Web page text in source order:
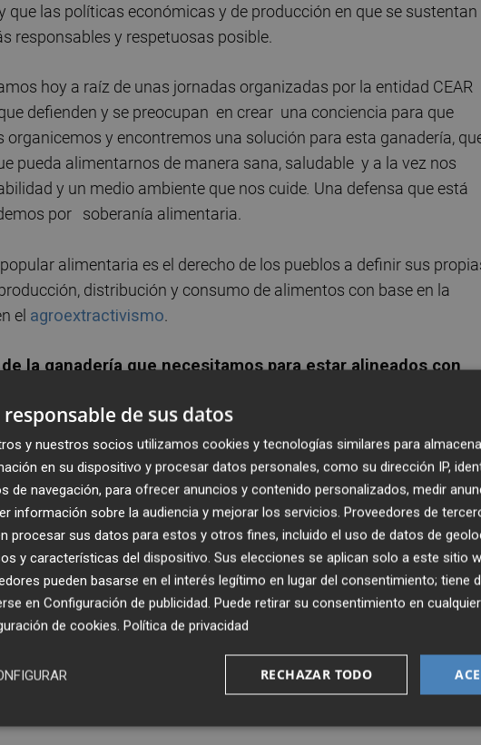
que las políticas económicas y de producción en que se sustentan
responsables y respetuosas posible.
hoy a raíz de unas jornadas organizadas por la entidad CEAR
defienden y se preocupan en crear una conciencia para que
y encontremos una solución para esta ganadería,
pueda alimentarnos de manera sana, saludable y a la vez nos
y un medio ambiente que nos cuide Una defensa que está
por soberanía alimentaria.
alimentaria es el derecho de los pueblos a definir sus
distribución y consumo de alimentos con base en la
el agroextractivismo.
la ganadería que necesitamos para estar alineados con
defiende la soberanía alimentaria. Un asunto del que se
y de Agricultura Internacional (CERAI).
modelos de producción están o deberían estar conectados pues
sostenibles . Y por ello es interesante escuchar las voces de
precisamente para hablar de la ganadería que
industrial, los diferentes modelos alternativos y la
equitativos y sostenibles para conseguir y enfocarnos en
un foro de debate sobre.
con el fin de analizar las posibles soluciones.
responsable de sus datos
y nuestros socios utilizamos cookies y tecnologías similares para
en su dispositivo y procesar datos personales, como su dirección IP,
de navegación, para ofrecer anuncios y contenido personalizados, medir
información sobre la audiencia y mejorar los servicios. Proveedores de
procesar sus datos para estos y otros fines, incluido el uso de datos de
y características del dispositivo. Sus elecciones se aplican solo a este sitio
pueden basarse en el interés legítimo en lugar del consentimiento; tiene
en Configuración de publicidad. Puede retirar su consentimiento en
de cookies. Política de privacidad
RECHAZAR TODO